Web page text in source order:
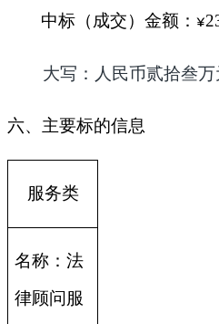
中标（成交）金额： ¥
大写：人民币贰拾叁
六、主要标的信息
服务类
名称：法
律顾问服